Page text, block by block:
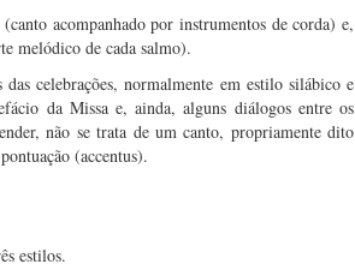
acompanhado por instrumentos de corda) e,
melódico de cada salmo).
celebrações, normalmente em estilo silábico e
da Missa e, ainda, alguns diálogos entre os
não se trata de um canto, propriamente dito
(accentus).
estilos.